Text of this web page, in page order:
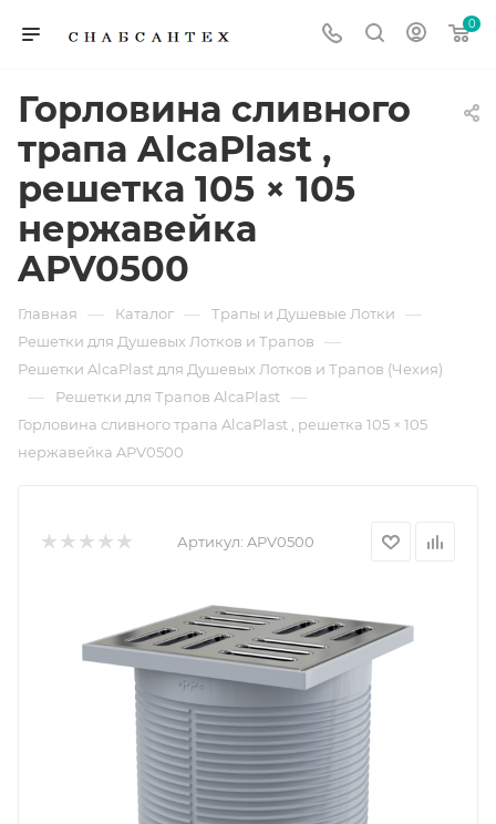
0
Горловина сливного
трапа AlcaPlast ,
решетка 105 × 105
нержавейка
APV0500
Главная — Каталог — Трапы и Душевые Лотки —
Решетки для Душевых Лотков и Трапов —
Решетки AlcaPlast для Душевых Лотков и Трапов (Чехия)
— Решетки для Трапов AlcaPlast —
Горловина сливного трапа AlcaPlast , решетка 105 × 105
нержавейка APV0500
Артикул: APV0500